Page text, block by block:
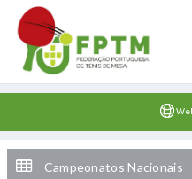
Campeonatos Nacionais